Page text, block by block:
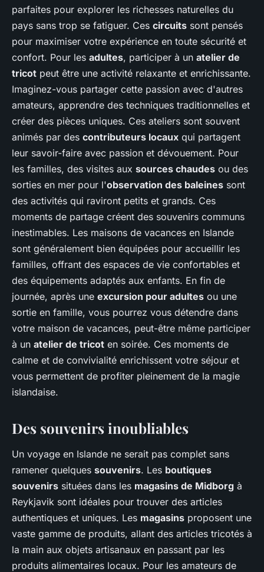
parfaites pour explorer les richesses naturelles du
pays sans trop se fatiguer. Ces circuits sont pensés
pour maximiser votre expérience en toute sécurité et
confort. Pour les adultes, participer à un atelier de
tricot peut être une activité relaxante et enrichissante.
Imaginez-vous partager cette passion avec d'autres
amateurs, apprendre des techniques traditionnelles et
créer des pièces uniques. Ces ateliers sont souvent
animés par des contributeurs locaux qui partagent
leur savoir-faire avec passion et dévouement. Pour
les familles, des visites aux sources chaudes ou des
sorties en mer pour l'observation des baleines sont
des activités qui raviront petits et grands. Ces
moments de partage créent des souvenirs communs
inestimables. Les maisons de vacances en Islande
sont généralement bien équipées pour accueillir les
familles, offrant des espaces de vie confortables et
des équipements adaptés aux enfants. En fin de
journée, après une excursion pour adultes ou une
sortie en famille, vous pourrez vous détendre dans
votre maison de vacances, peut-être même participer
à un atelier de tricot en soirée. Ces moments de
calme et de convivialité enrichissent votre séjour et
vous permettent de profiter pleinement de la magie
islandaise.
Des souvenirs inoubliables
Un voyage en Islande ne serait pas complet sans
ramener quelques souvenirs. Les boutiques
souvenirs situées dans les magasins de Midborg à
Reykjavik sont idéales pour trouver des articles
authentiques et uniques. Les magasins proposent une
vaste gamme de produits, allant des articles tricotés à
la main aux objets artisanaux en passant par les
produits alimentaires locaux. Pour les amateurs de